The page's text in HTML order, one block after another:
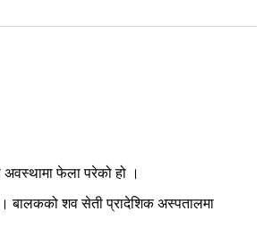
फेला परेको हो ।
। बालकको शव सेती प्रादेशिक अस्पतालमा